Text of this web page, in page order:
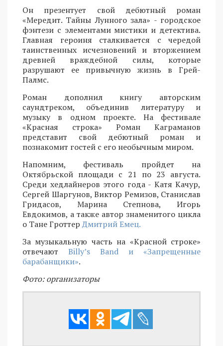
Он презентует свой дебютный роман
«Мередит. Тайны Лунного зала» - городское
фэнтези с элементами мистики и детектива.
Главная героиня сталкивается с чередой
таинственных исчезновений и вторжением
древней враждебной силы, которые
разрушают ее привычную жизнь в Грей-
Палмс.
Роман дополнил книгу авторским
саундтреком, объединив литературу и
музыку в одном проекте. На фестивале
«Красная строка» Роман Каграманов
представит свой дебютный роман и
познакомит гостей с его необычным миром.
Напомним, фестиваль пройдет на
Октябрьской площади с 21 по 23 августа.
Среди хедлайнеров этого года - Катя Качур,
Сергей Шаргунов, Виктор Ремизов, Станислав
Гридасов, Марина Степнова, Игорь
Евдокимов, а также автор знаменитого цикла
о Тане ГроттерДмитрий Емец.
За музыкальную часть на «Красной строке»
отвечают Billy’s Band и «Запрещенные
барабанщики».
Фото: организаторы